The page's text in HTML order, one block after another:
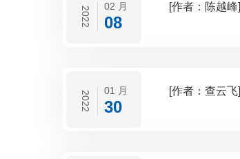
2022 02 月
08
2022 01 月
30